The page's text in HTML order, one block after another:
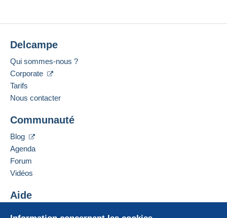
Delcampe
Qui sommes-nous ?
Corporate
Tarifs
Nous contacter
Communauté
Blog
Agenda
Forum
Vidéos
Aide